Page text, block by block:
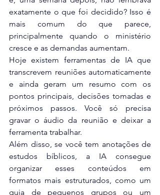
exatamente o que foi decidido? Isso é
mais comum do que parece,
principalmente quando o ministério
cresce e as demandas aumentam.
Hoje existem ferramentas de IA que
transcrevem reuniões automaticamente
e ainda geram um resumo com os
pontos principais, decisões tomadas e
próximos passos. Você só precisa
gravar o áudio da reunião e deixar a
ferramenta trabalhar.
Além disso, se você tem anotações de
estudos bíblicos, a IA consegue
organizar esses conteúdos em
formatos mais estruturados, como um
guia de pequenos grupos ou um